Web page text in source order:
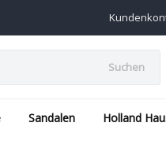
Suchen
Sandalen Holland